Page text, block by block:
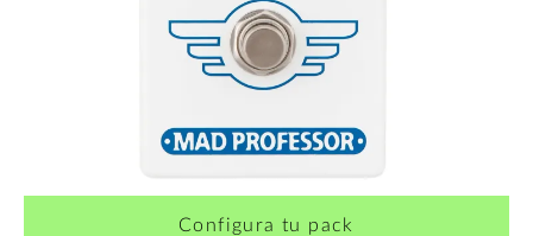
Configura tu pack